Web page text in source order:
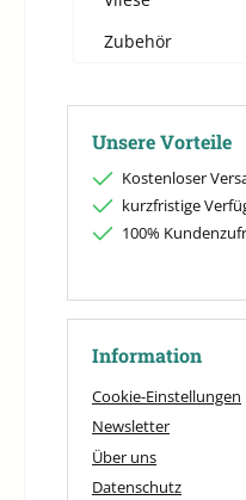
Zubehör
Unsere Vorteile
Kostenloser
kurzfristige
100%
Information
Cookie-Einstellungen
Newsletter
Über uns
Datenschutz